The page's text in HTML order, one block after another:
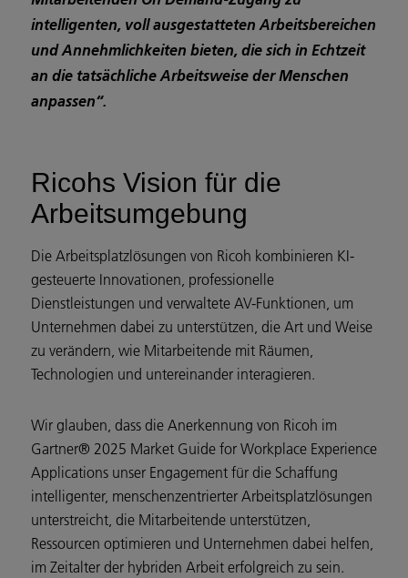
intelligenten, voll ausgestatteten Arbeitsbereichen
und Annehmlichkeiten bieten, die sich in Echtzeit
an die tatsächliche Arbeitsweise der Menschen
anpassen“.
Ricohs Vision für die
Arbeitsumgebung
Die Arbeitsplatzlösungen von Ricoh kombinieren KI-
gesteuerte Innovationen, professionelle
Dienstleistungen und verwaltete AV-Funktionen, um
Unternehmen dabei zu unterstützen, die Art und Weise
zu verändern, wie Mitarbeitende mit Räumen,
Technologien und untereinander interagieren.
Wir glauben, dass die Anerkennung von Ricoh im
Gartner® 2025 Market Guide for Workplace Experience
Applications unser Engagement für die Schaffung
intelligenter, menschenzentrierter Arbeitsplatzlösungen
unterstreicht, die Mitarbeitende unterstützen,
Ressourcen optimieren und Unternehmen dabei helfen,
im Zeitalter der hybriden Arbeit erfolgreich zu sein.